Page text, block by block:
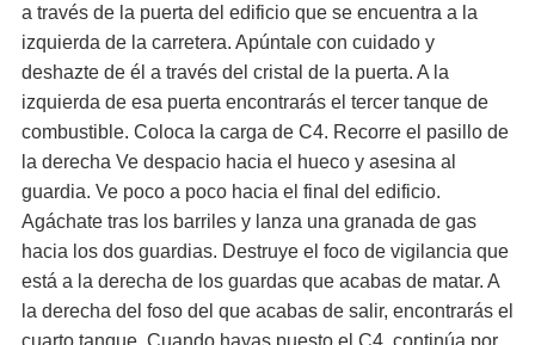
a través de la puerta del edificio que se encuentra a la
izquierda de la carretera. Apúntale con cuidado y
deshazte de él a través del cristal de la puerta. A la
izquierda de esa puerta encontrarás el tercer tanque de
combustible. Coloca la carga de C4. Recorre el pasillo de
la derecha Ve despacio hacia el hueco y asesina al
guardia. Ve poco a poco hacia el final del edificio.
Agáchate tras los barriles y lanza una granada de gas
hacia los dos guardias. Destruye el foco de vigilancia que
está a la derecha de los guardas que acabas de matar. A
la derecha del foso del que acabas de salir, encontrarás el
cuarto tanque. Cuando hayas puesto el C4, continúa por